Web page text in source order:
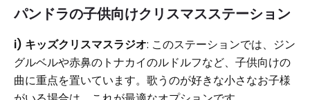
パンドラの子供向けクリスマスステーション
i) キッズクリスマスラジオ: このステーションでは、ジン
グルベルや赤鼻のトナカイのルドルフなど、子供向けの
曲に重点を置いています。歌うのが好きな小さなお子様